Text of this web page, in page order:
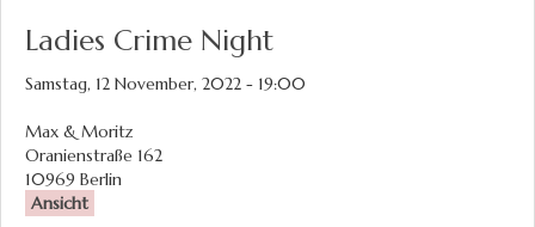
Ladies Crime Night
Samstag, 12 November, 2022 - 19:00
Max & Moritz
Oranienstraße 162
10969 Berlin
Ansicht